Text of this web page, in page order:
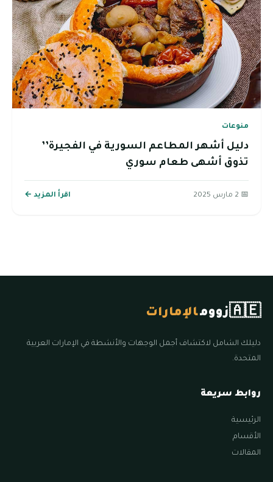
منوعات
دليل أشهر المطاعم السورية في الفجيرة’’
تذوق أشهى طعام سوري
📅 2 مارس 2025 اقرأ المزيد ←
🇦🇪زوومالإمارات
دليلك الشامل لاكتشاف أجمل الوجهات والأنشطة في الإمارات العربية
المتحدة.
روابط سريعة
الرئيسية
الأقسام
المقالات